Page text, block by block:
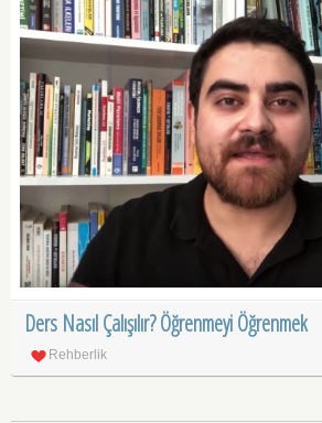
Ders Nasıl Çalışılır? Öğrenmeyi Öğrenmek
Rehberlik